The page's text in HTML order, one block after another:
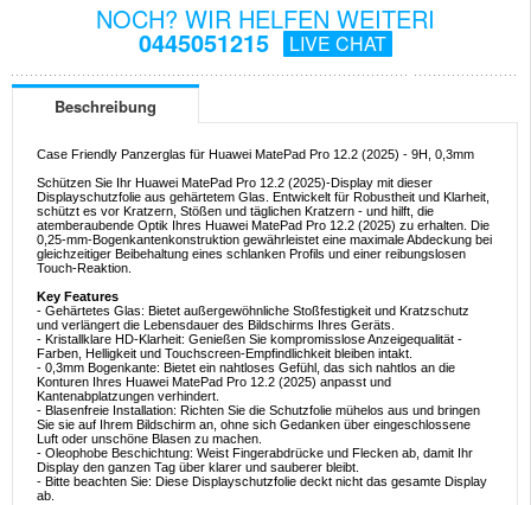
NOCH? WIR HELFEN WEITERI
0445051215 LIVE CHAT
Beschreibung
Case Friendly Panzerglas für Huawei MatePad Pro 12.2 (2025) - 9H, 0,3mm
Schützen Sie Ihr Huawei MatePad Pro 12.2 (2025)-Display mit dieser
Displayschutzfolie aus gehärtetem Glas. Entwickelt für Robustheit und Klarheit,
schützt es vor Kratzern, Stößen und täglichen Kratzern - und hilft, die
atemberaubende Optik Ihres Huawei MatePad Pro 12.2 (2025) zu erhalten. Die
0,25-mm-Bogenkantenkonstruktion gewährleistet eine maximale Abdeckung bei
gleichzeitiger Beibehaltung eines schlanken Profils und einer reibungslosen
Touch-Reaktion.
Key Features
- Gehärtetes Glas: Bietet außergewöhnliche Stoßfestigkeit und Kratzschutz
und verlängert die Lebensdauer des Bildschirms Ihres Geräts.
- Kristallklare HD-Klarheit: Genießen Sie kompromisslose Anzeigequalität -
Farben, Helligkeit und Touchscreen-Empfindlichkeit bleiben intakt.
- 0,3mm Bogenkante: Bietet ein nahtloses Gefühl, das sich nahtlos an die
Konturen Ihres Huawei MatePad Pro 12.2 (2025) anpasst und
Kantenabplatzungen verhindert.
- Blasenfreie Installation: Richten Sie die Schutzfolie mühelos aus und bringen
Sie sie auf Ihrem Bildschirm an, ohne sich Gedanken über eingeschlossene
Luft oder unschöne Blasen zu machen.
- Oleophobe Beschichtung: Weist Fingerabdrücke und Flecken ab, damit Ihr
Display den ganzen Tag über klarer und sauberer bleibt.
- Bitte beachten Sie: Diese Displayschutzfolie deckt nicht das gesamte Display
ab.